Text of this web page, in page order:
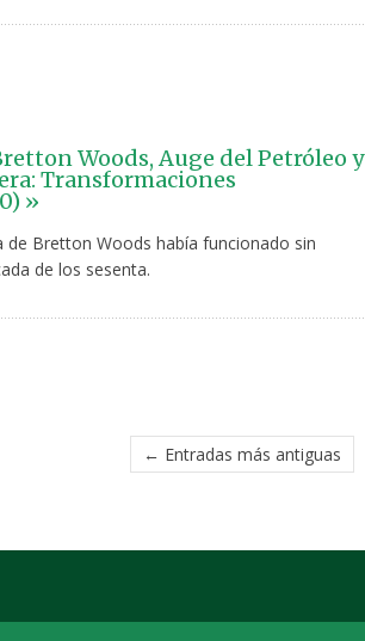
Woods, Auge del Petróleo y
Transformaciones
»
de Bretton Woods había funcionado sin
de los sesenta.
← Entradas más antiguas